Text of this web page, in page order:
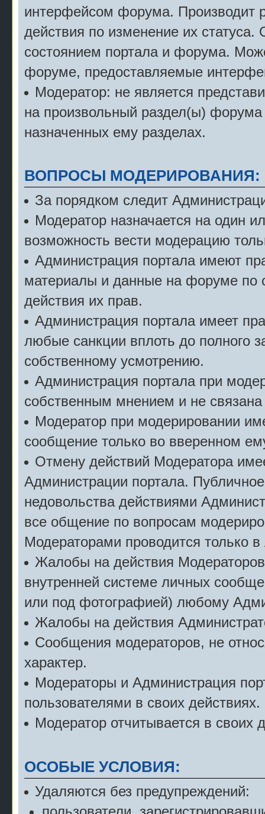
интерфейсом форума. Производит
действия по изменение их
состоянием портала и форума.
форуме, предоставляемые
Модератор: не является
на произвольный раздел(ы) форума
назначенных ему разделах.
ВОПРОСЫ МОДЕРИРОВАНИЯ:
За порядком следит
Модератор назначается на один
возможность вести модерацию
Администрация портала имеют
материалы и данные на форуме по
действия их прав.
Администрация портала имеет
любые санкции вплоть до полного
собственному усмотрению.
Администрация портала при
собственным мнением и не
Модератор при модерировании
сообщение только во вверенном
Отмену действий Модератора
Администрации портала.
недовольства действиями
все общение по вопросам
Модераторами проводится только
Жалобы на действия
внутренней системе личных
или под фотографией) любому
Жалобы на действия
Сообщения модераторов, не
характер.
Модераторы и Администрация
пользователями в своих действиях.
Модератор отчитывается в своих
ОСОБЫЕ УСЛОВИЯ:
Удаляются без предупреждений: